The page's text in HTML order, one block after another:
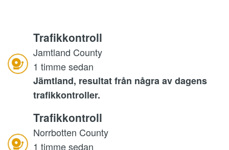
Trafikkontroll
Jamtland County
1 timme sedan
Jämtland, resultat från några av dagens
trafikkontroller.
Trafikkontroll
Norrbotten County
1 timme sedan